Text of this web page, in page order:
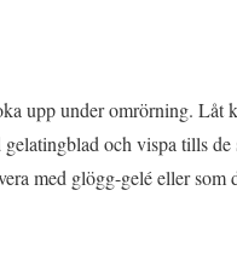
upp under omrörning. Låt
och vispa tills de
med glögg-gelé eller som